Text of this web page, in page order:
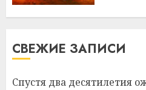
СВЕЖИЕ ЗАПИСИ
Спустя два десятилетия